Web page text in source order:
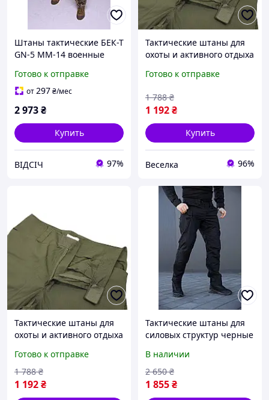
Штаны тактические БЕК-Т
GN-5 MM-14 военные
пиксель для армии и
силовых структур
Готово к отправке
от297₴/мес
2 973₴
Купить
ВІДСІЧ 97%
Тактические штаны для
охоты и активного отдыха
карманами и защитой
Готово к отправке
1 192₴
1 788 ₴
Купить
Веселка 96%
Тактические штаны для
охоты и активного отдыха
коленей износостойкие
FLAME
Готово к отправке
1 192₴
1 788 ₴
Тактические штаны для
силовых структур черные
брюки черные для
патрульной полиции
В наличии
1 855₴
2 650 ₴